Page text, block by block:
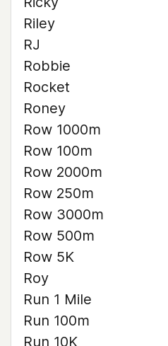
Riley
RJ
Robbie
Rocket
Roney
Row 1000m
Row 100m
Row 2000m
Row 250m
Row 3000m
Row 500m
Row 5K
Roy
Run 1 Mile
Run 100m
Run 10K